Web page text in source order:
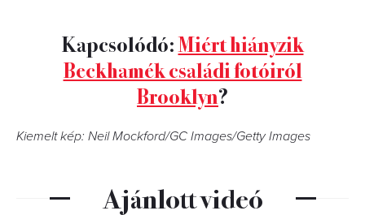
Kapcsolódó:Miért hiányzik
Beckhamék családi fotóiról
Brooklyn?
Kiemelt kép: Neil Mockford/GC Images/Getty Images
Ajánlott videó